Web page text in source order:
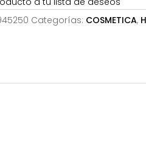
Categorías: COSMETICA,